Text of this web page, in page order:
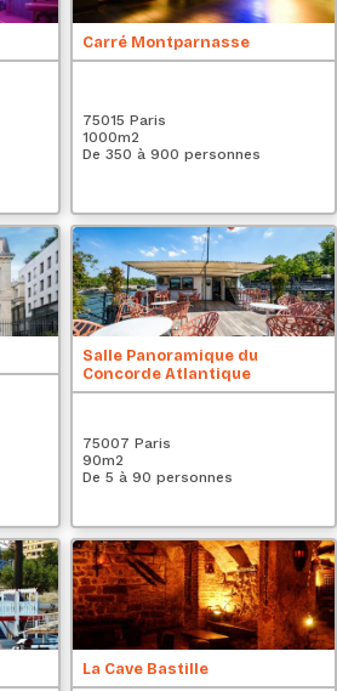
Carré Montparnasse
75015 Paris
1000m2
De 350 à 900 personnes
Salle Panoramique du
Concorde Atlantique
75007 Paris
90m2
De 5 à 90 personnes
La Cave Bastille